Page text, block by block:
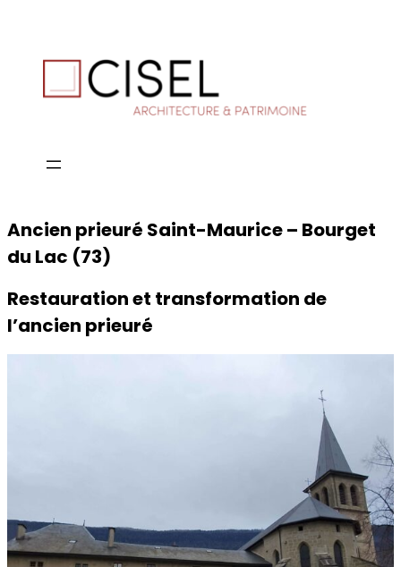
Ancien prieuré Saint-Maurice – Bourget
du Lac (73)
Restauration et transformation de
l’ancien prieuré